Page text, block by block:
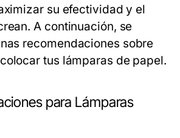
su efectividad y el
A continuación, se
recomendaciones sobre
tus lámparas de papel.
para Lámparas